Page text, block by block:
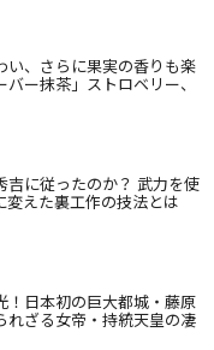
い、さらに果実の香りも楽
ー抹茶」ストロベリー、
吉に従ったのか？ 武力を使
変えた裏工作の技法とは
！日本初の巨大都城・藤原
れざる女帝・持統天皇の凄